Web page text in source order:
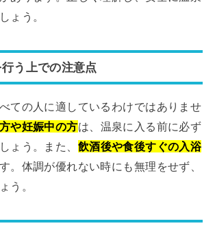
ょう。
う上での注意点
ての人に適しているわけではありませ
や妊娠中の方は、温泉に入る前に必ず
ょう。また、 飲酒後や食後すぐの入浴
。体調が優れない時にも無理をせず、
う。